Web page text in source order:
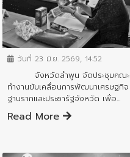
ข่าวสารจังหวัด
วันที่ 23 มิ.ย. 2569, 14:52
จังหวัดลำพูน จัดประชุมคณะ
ทำงานขับเคลื่อนการพัฒนาเศรษฐกิจ
ฐานรากและประชารัฐจังหวัด เพื่อ...
Read More